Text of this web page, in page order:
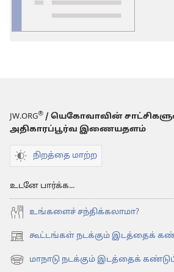
JW.ORG® / யெகோவாவின்
அதிகாரப்பூர்வ இணையதளம்
நிறத்தை மாற்ற
உடனே பார்க்க...
உங்களைச் சந்திக்கலாமா?
கூட்டங்கள் நடக்கும் இடத்தைக்
(opens
new மாநாடு நடக்கும் இடத்தைக்
(opens